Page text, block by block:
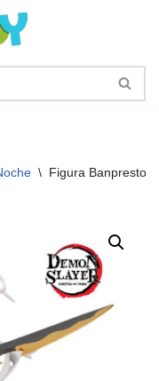
\ Figura Banpresto